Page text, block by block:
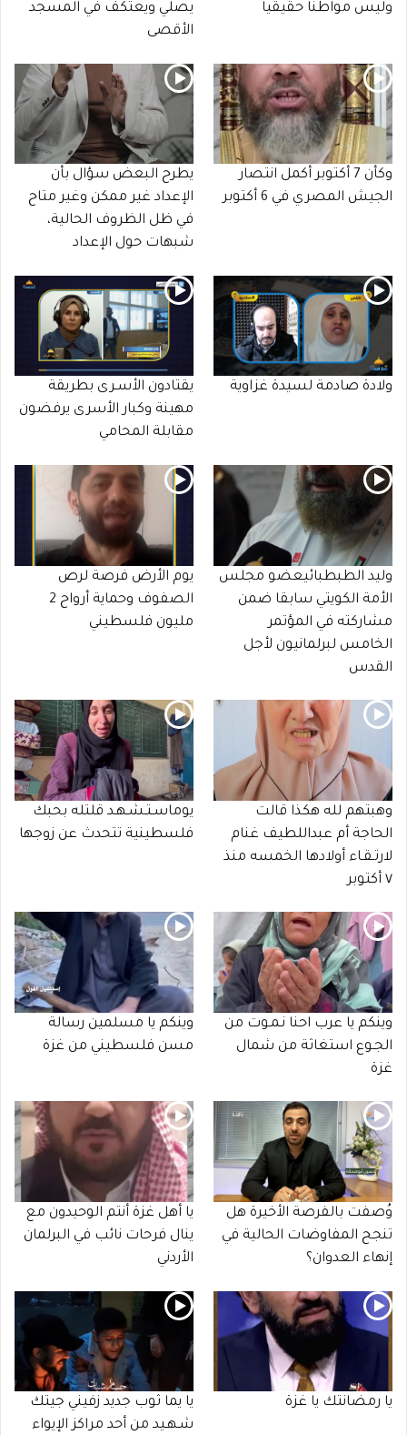
وليس مواطنا حقيقيا
يصلي ويعتكف في المسجد
الأقصى
وكأن 7 أكتوبر أكمل انتصار
الجيش المصري في 6 أكتوبر
يطرح البعض سؤال بأن
الإعداد غير ممكن وغير متاح
في ظل الظروف الحالية،
شبهات حول الإعداد
ولادة صادمة لسيدة غزاوية
يقتادون الأسـرى بطريقة
مهينة وكبار الأسرى يرفضون
مقابلة المحامي
وليد الطبطبائيعضو مجلس
الأمة الكويتي سابقا ضمن
مشاركته في المؤتمر
الخامس لبرلمانيون لأجل
القدس
يوم الأرض فرصة لرص
الصفوف وحماية أرواح 2
مليون فلسطيني
وهبتهم لله هكذا قالت
الحاجة أم عبداللطيف غنام
لارتـقـاء أولادها الخمسه منذ
٧ أكتوبر
يوماسـتـشـهـد قلتله بحبك
فلسطينية تتحدث عن زوجها
وينكم يا عرب احنا نـمـوت من
الجـوع استغاثة من شمال
غزة
وينكم يا مسلمين رسالة
مسن فلسطيني من غزة
وُصفت بالفرصة الأخيرة هل
تنجح المفاوضات الحالية في
إنهاء العدوان؟
يا أهل غزة أنتم الوحيدون مع
ينال فرحات نائب في البرلمان
الأردني
يا رمضانتك يا غزة
يا يما ثوب جديد زفيني جيتك
شـهـيد من أحد مراكز الإيواء